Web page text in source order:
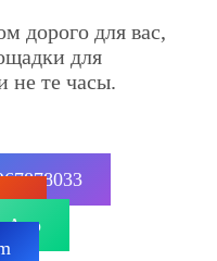
дорого для вас,
для
не те часы.